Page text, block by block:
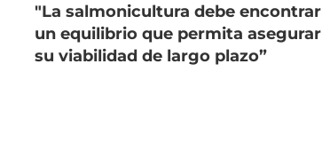
"La salmonicultura debe encontrar
un equilibrio que permita asegurar
su viabilidad de largo plazo”